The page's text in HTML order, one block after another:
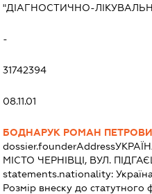
"ДІАГНОСТИЧНО-
-
31742394
08.11.01
БОДНАРУК РОМАН
dossier.founderAddress
МІСТО ЧЕРНІВЦІ, ВУЛ.
statements.nationality:Україна
Розмір внеску до статутного